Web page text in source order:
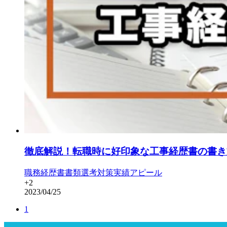
徹底解説！転職時に好印象な工事経歴書の書
職務経歴書書類選考対策実績アピール
+2
2023/04/25
1